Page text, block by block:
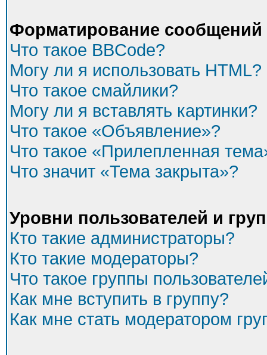
Форматирование
Что такое BBCode?
Могу ли я использовать HTML?
Что такое смайлики?
Могу ли я вставлять картинки?
Что такое «Объявление»?
Что такое «Прилепленная
Что значит «Тема закрыта»?
Уровни пользователей и
Кто такие администраторы?
Кто такие модераторы?
Что такое группы
Как мне вступить в группу?
Как мне стать модератором